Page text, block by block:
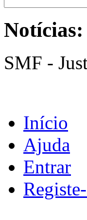
Notícias:
SMF -
Início
Ajuda
Entrar